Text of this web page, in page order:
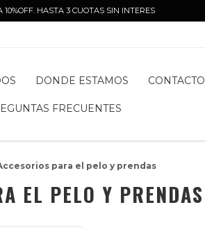
10%OFF. HASTA 3 CUOTAS SIN INTERES
DONDE ESTAMOS CONTACTO
FRECUENTES
para el pelo y prendas
EL PELO Y PRENDAS